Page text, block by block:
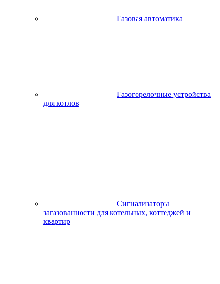
Газовая автоматика
Газогорелочные устройства
для котлов
Сигнализаторы
загазованности для котельных, коттеджей и
квартир